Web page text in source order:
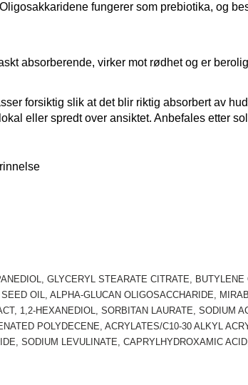
fungerer som prebiotika, og
absorberende, virker mot rødhet og er
forsiktig slik at det blir riktig absorbert av
eller spredt over ansiktet. Anbefales etter
GLYCERYL STEARATE CITRATE,
OIL, ALPHA-GLUCAN OLIGOSACCHARIDE,
1,2-HEXANEDIOL, SORBITAN LAURATE, SODIUM
POLYDECENE, ACRYLATES/C10-30 ALKYL
SODIUM LEVULINATE, CAPRYLHYDROXAMIC